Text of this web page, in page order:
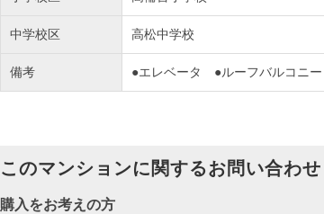
中学校区 高松中学校
備考 ●エレベータ ●ルーフバルコニー
このマンションに関するお問い合わせ
購入をお考えの方